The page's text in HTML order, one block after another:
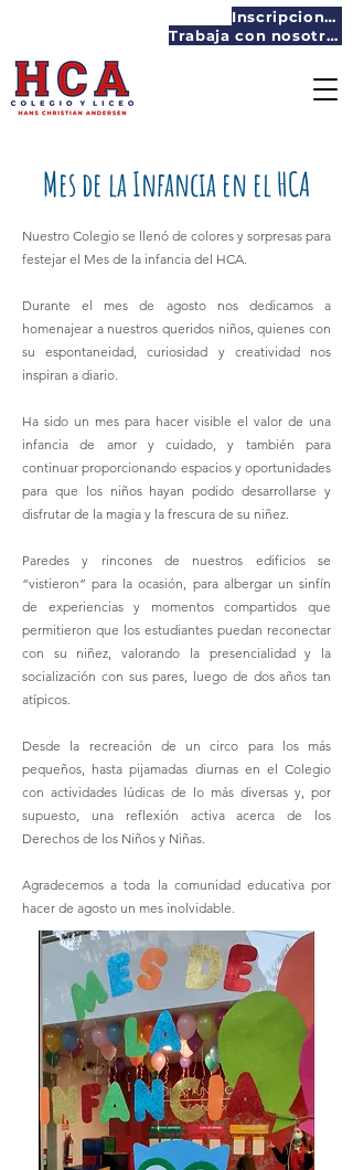
Inscripciones
Trabaja con nosotros
Mes de la Infancia en el HCA
Nuestro Colegio se llenó de colores y sorpresas para
festejar el Mes de la infancia del HCA.
Durante el mes de agosto nos dedicamos a
homenajear a nuestros queridos niños, quienes con
su espontaneidad, curiosidad y creatividad nos
inspiran a diario.
Ha sido un mes para hacer visible el valor de una
infancia de amor y cuidado, y también para
continuar proporcionando espacios y oportunidades
para que los niños hayan podido desarrollarse y
disfrutar de la magia y la frescura de su niñez.
Paredes y rincones de nuestros edificios se
“vistieron” para la ocasión, para albergar un sinfín
de experiencias y momentos compartidos que
permitieron que los estudiantes puedan reconectar
con su niñez, valorando la presencialidad y la
socialización con sus pares, luego de dos años tan
atípicos.
Desde la recreación de un circo para los más
pequeños, hasta pijamadas diurnas en el Colegio
con actividades lúdicas de lo más diversas y, por
supuesto, una reflexión activa acerca de los
Derechos de los Niños y Niñas.
Agradecemos a toda la comunidad educativa por
hacer de agosto un mes inolvidable.